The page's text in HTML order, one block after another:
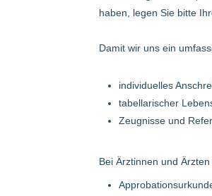
haben, legen Sie bitte
Damit wir uns ein
individuelles
tabellarischer
Zeugnisse und
Bei Ärztinnen und